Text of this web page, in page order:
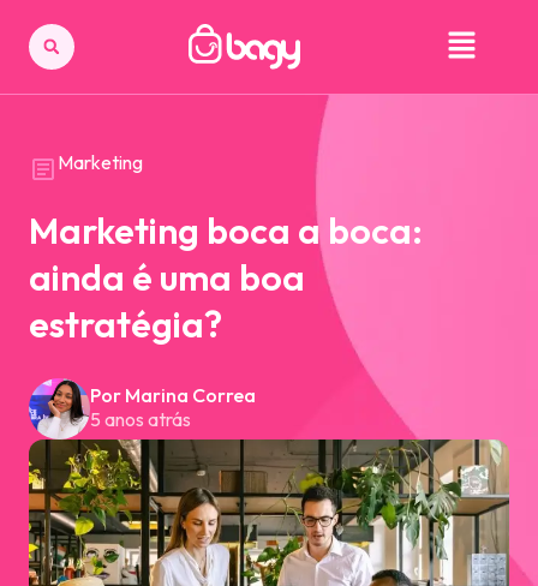
Marketing
Marketing boca a boca:
ainda é uma boa
estratégia?
Por Marina Correa
5 anos atrás